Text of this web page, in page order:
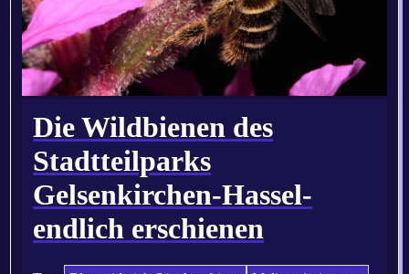
Die Wildbienen des
Stadtteilparks
Gelsenkirchen-Hassel-
endlich erschienen